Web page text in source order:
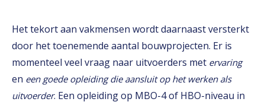
Het tekort aan vakmensen wordt daarnaast versterkt
door het toenemende aantal bouwprojecten. Er is
momenteel veel vraag naar uitvoerders met ervaring
en een goede opleiding die aansluit op het werken als
uitvoerder. Een opleiding op MBO-4 of HBO-niveau in